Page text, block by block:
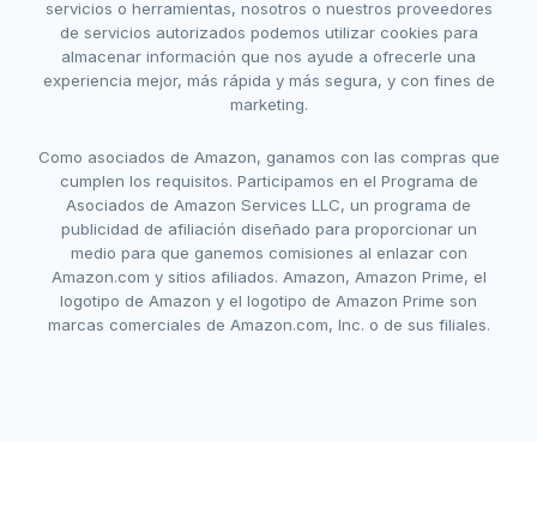
servicios o herramientas, nosotros o nuestros proveedores
de servicios autorizados podemos utilizar cookies para
almacenar información que nos ayude a ofrecerle una
experiencia mejor, más rápida y más segura, y con fines de
marketing.
Como asociados de Amazon, ganamos con las compras que
cumplen los requisitos. Participamos en el Programa de
Asociados de Amazon Services LLC, un programa de
publicidad de afiliación diseñado para proporcionar un
medio para que ganemos comisiones al enlazar con
Amazon.com y sitios afiliados. Amazon, Amazon Prime, el
logotipo de Amazon y el logotipo de Amazon Prime son
marcas comerciales de Amazon.com, Inc. o de sus filiales.